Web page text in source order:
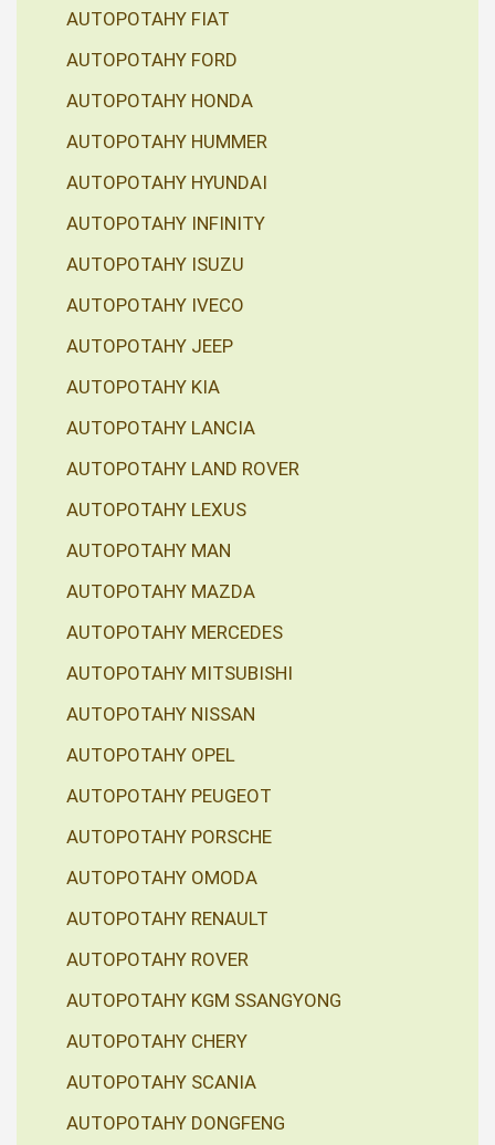
AUTOPOTAHY FIAT
AUTOPOTAHY FORD
AUTOPOTAHY HONDA
AUTOPOTAHY HUMMER
AUTOPOTAHY HYUNDAI
AUTOPOTAHY INFINITY
AUTOPOTAHY ISUZU
AUTOPOTAHY IVECO
AUTOPOTAHY JEEP
AUTOPOTAHY KIA
AUTOPOTAHY LANCIA
AUTOPOTAHY LAND ROVER
AUTOPOTAHY LEXUS
AUTOPOTAHY MAN
AUTOPOTAHY MAZDA
AUTOPOTAHY MERCEDES
AUTOPOTAHY MITSUBISHI
AUTOPOTAHY NISSAN
AUTOPOTAHY OPEL
AUTOPOTAHY PEUGEOT
AUTOPOTAHY PORSCHE
AUTOPOTAHY OMODA
AUTOPOTAHY RENAULT
AUTOPOTAHY ROVER
AUTOPOTAHY KGM SSANGYONG
AUTOPOTAHY CHERY
AUTOPOTAHY SCANIA
AUTOPOTAHY DONGFENG